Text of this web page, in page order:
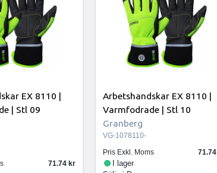
EX 8110 |
| Stl 09
71.74
Arbetshandskar EX 8110 |
Varmfodrade | Stl 10
Granberg
VG-1078110-
Pris Exkl. Moms
71.74
I lager